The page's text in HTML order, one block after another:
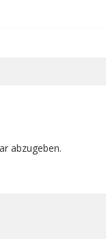
abzugeben.